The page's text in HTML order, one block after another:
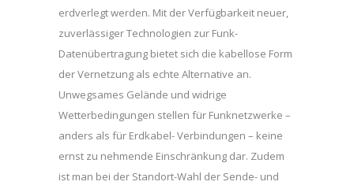
erdverlegt werden. Mit der Verfügbarkeit neuer,
zuverlässiger Technologien zur Funk-
Datenübertragung bietet sich die kabellose Form
der Vernetzung als echte Alternative an.
Unwegsames Gelände und widrige
Wetterbedingungen stellen für Funknetzwerke –
anders als für Erdkabel- Verbindungen – keine
ernst zu nehmende Einschränkung dar. Zudem
ist man bei der Standort-Wahl der Sende- und